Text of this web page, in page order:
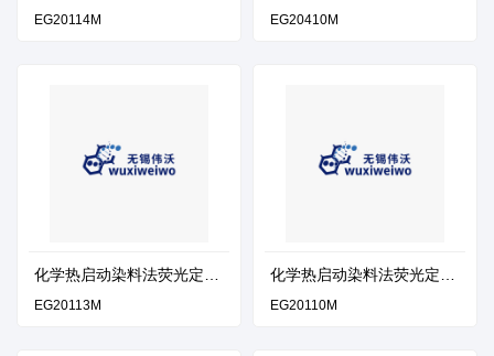
PCR预混液（无ROX）
EG20114M
PCR预混液（独立ROX）
EG20410M
化学热启动染料法荧光定量
PCR预混液（通用ROX）
EG20113M
化学热启动染料法荧光定量
PCR预混液（无ROX）
EG20110M